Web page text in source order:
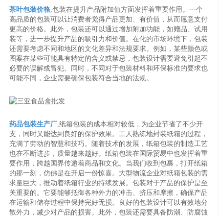
茶叶包装价格 ,包装在提升产品附加值方面发挥着重要作用。一个
高品质的包装可以让消费者觉得产品更加、有价值，从而愿意支付
更高的价格。此外，包装还可以通过增加附加功能，如赠品、试用
装等，进一步提升产品的吸引力和价值。在化的市场环境下，包装
还需要考虑不同和地区的文化差异和法规要求。例如，某些颜色或
图案在某些可能具有特定的含义或禁忌，包装设计需要避免引起不
必要的误解或冒犯。同时，不同对于包装材料和环保标准的要求也
可能不同，企业需要确保包装符合当地的法规。
药品包装生产厂 ,纸箱包装的成本相对较低，为企业节省了不少开
支，同时又能达到良好的保护效果。工人熟练地封装纸箱的过程，
充满了劳动的智慧和技巧。随着技术的发展，纸箱包装的制造工艺
也在不断进步，质量越来越好。纸箱包装在国际贸易中也发挥着重
要作用，跨越国界传递着商品和文化。当我们收到包裹，打开纸箱
的那一刻，仿佛是在开启一份惊喜。大型物流企业对纸箱包装的需
求量巨大，推动着纸箱行业的持续发展。包装对于产品的保护是至
关重要的。它要能够抵御各种外力的冲击、挤压和摩擦，确保产品
在运输和储存过程中保持完好无损。良好的包装设计可以有效地分
散外力，减少对产品的损害。此外，包装还需要具备防潮、防腐蚀